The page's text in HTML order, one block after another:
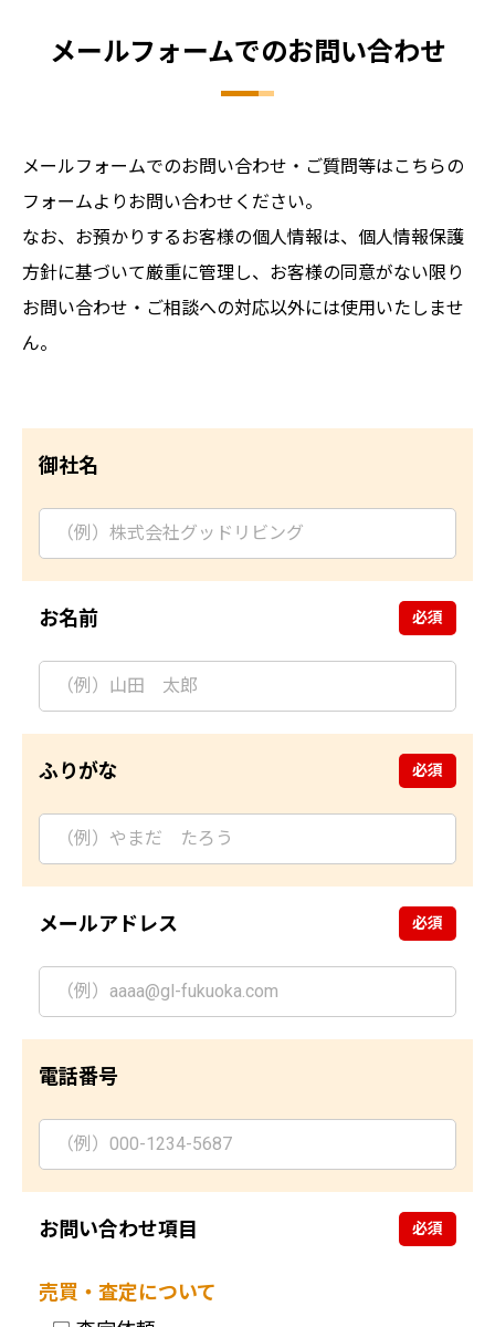
メールフォームでのお問い合わせ
メールフォームでのお問い合わせ・ご質問等はこちらの
フォームよりお問い合わせください。
なお、お預かりするお客様の個人情報は、個人情報保護
方針に基づいて厳重に管理し、お客様の同意がない限り
お問い合わせ・ご相談への対応以外には使用いたしませ
ん。
御社名
お名前
ふりがな
メールアドレス
電話番号
お問い合わせ項目
売買・査定について